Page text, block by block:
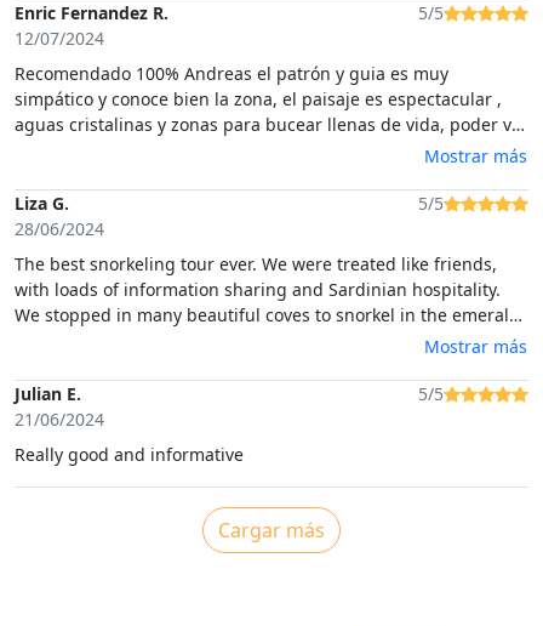
simplement magique, une expérience que nous n’oublierons
pas. Tout était parfaitement organisé, dans une ambiance
chaleureuse et détendue. Nous recommandons cette
excursion sans hésiter !
Enric Fernandez R.
12/07/2024
5/5
Recomendado 100% Andreas el patrón y guia es muy
simpático y conoce bien la zona, el paisaje es espectacular ,
aguas cristalinas y zonas para bucear llenas de vida, poder ver
a los buitres en su hàbitat natural fue una gozada!! super
Mostrar más
Liza G.
28/06/2024
5/5
The best snorkeling tour ever. We were treated like friends,
with loads of information sharing and Sardinian hospitality.
We stopped in many beautiful coves to snorkel in the emerald
Mostrar más
Julian E.
21/06/2024
5/5
Really good and informative
Cargar más